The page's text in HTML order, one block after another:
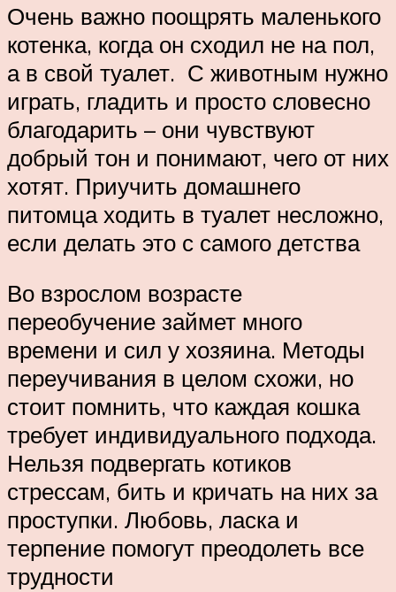
Очень важно поощрять маленького
котенка, когда он сходил не на пол,
а в свой туалет. С животным нужно
играть, гладить и просто словесно
благодарить – они чувствуют
добрый тон и понимают, чего от них
хотят. Приучить домашнего
питомца ходить в туалет несложно,
если делать это с самого детства
Во взрослом возрасте
переобучение займет много
времени и сил у хозяина. Методы
переучивания в целом схожи, но
стоит помнить, что каждая кошка
требует индивидуального подхода.
Нельзя подвергать котиков
стрессам, бить и кричать на них за
проступки. Любовь, ласка и
терпение помогут преодолеть все
трудности